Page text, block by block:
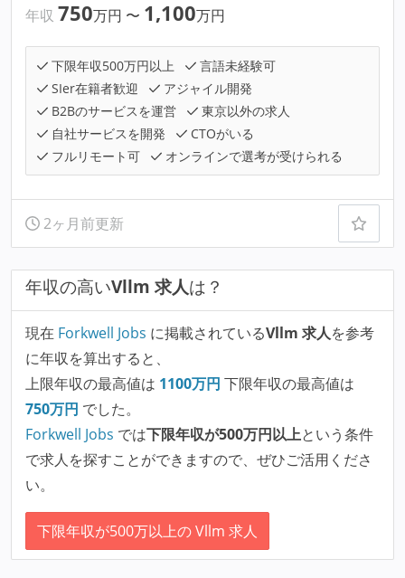
年収 750万円 〜 1,100万円
下限年収500万円以上
言語未経験可
SIer在籍者歓迎
アジャイル開発
B2Bのサービスを運営
東京以外の求人
自社サービスを開発
CTOがいる
フルリモート可
オンラインで選考が受けられる
2ヶ月前更新
年収の高いVllm 求人は？
現在 Forkwell Jobs に掲載されているVllm 求人を参考
に年収を算出すると、
上限年収の最高値は 1100万円 下限年収の最高値は
750万円 でした。
Forkwell Jobs では下限年収が500万円以上という条件
で求人を探すことができますので、ぜひご活用くださ
い。
下限年収が500万以上の Vllm 求人